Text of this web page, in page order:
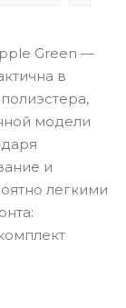
Green —
в
модели
и
легкими